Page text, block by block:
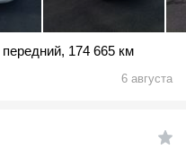
передний, 174 665 км
6 августа